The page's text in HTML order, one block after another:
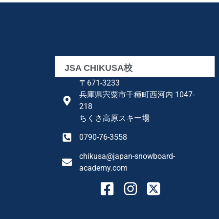
JSA CHIKUSA校
〒671-3233
兵庫県宍粟市千種町西河内 1047-
218
ちくさ高原スキー場
0790-76-3558
chikusa@japan-snowboard-
academy.com